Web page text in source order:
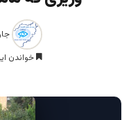
خواندن این مطلب 2